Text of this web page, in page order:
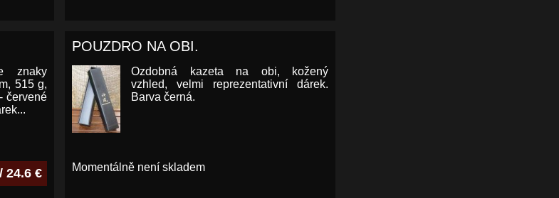
znaky
515 g,
červené
24.6 €
POUZDRO NA OBI.
Ozdobná kazeta na obi, kožený
vzhled, velmi reprezentativní dárek.
Barva černá.
Momentálně není skladem